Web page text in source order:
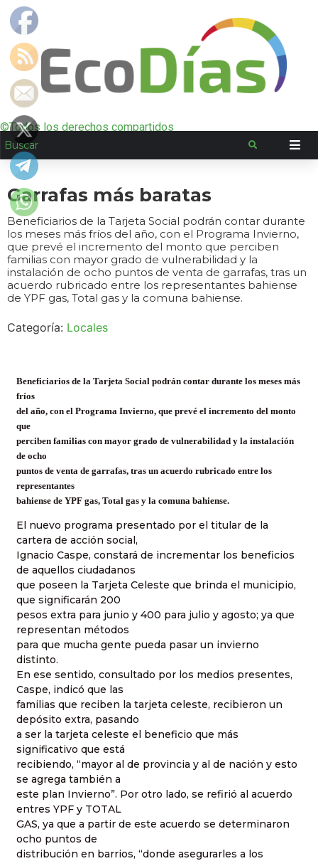
©Todos los derechos compartidos
Garrafas más baratas
Beneficiarios de la Tarjeta Social podrán contar durante
los meses más fríos del año, con el Programa Invierno,
que prevé el incremento del monto que perciben
familias con mayor grado de vulnerabilidad y la
instalación de ocho puntos de venta de garrafas, tras un
acuerdo rubricado entre los representantes bahiense
de YPF gas, Total gas y la comuna bahiense.
Categoría: Locales
Beneficiarios de la Tarjeta Social podrán contar durante los meses más
fríos
del año, con el Programa Invierno, que prevé el incremento del monto
que
perciben familias con mayor grado de vulnerabilidad y la instalación
de ocho
puntos de venta de garrafas, tras un acuerdo rubricado entre los
representantes
bahiense de YPF gas, Total gas y la comuna bahiense.
El nuevo programa presentado por el titular de la
cartera de acción social,
Ignacio Caspe, constará de incrementar los beneficios
de aquellos ciudadanos
que poseen la Tarjeta Celeste que brinda el municipio,
que significarán 200
pesos extra para junio y 400 para julio y agosto; ya que
representan métodos
para que mucha gente pueda pasar un invierno
distinto.
En ese sentido, consultado por los medios presentes,
Caspe, indicó que las
familias que reciben la tarjeta celeste, recibieron un
depósito extra, pasando
a ser la tarjeta celeste el beneficio que más
significativo que está
recibiendo, “mayor al de provincia y al de nación y esto
se agrega también a
este plan Invierno”. Por otro lado, se refirió al acuerdo
entres YPF y TOTAL
GAS, ya que a partir de este acuerdo se determinaron
ocho puntos de
distribución en barrios, “donde asegurarles a los